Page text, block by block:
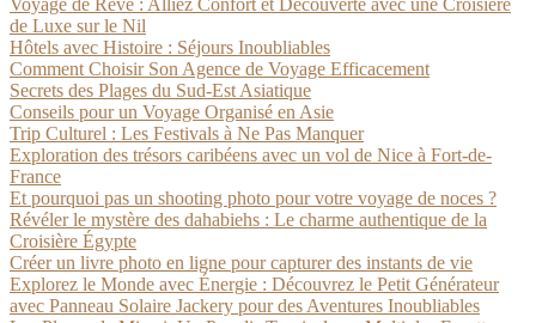
Voyage de Rêve : Alliez Confort et Découverte avec une Croisière
de Luxe sur le Nil
Hôtels avec Histoire : Séjours Inoubliables
Comment Choisir Son Agence de Voyage Efficacement
Secrets des Plages du Sud-Est Asiatique
Conseils pour un Voyage Organisé en Asie
Trip Culturel : Les Festivals à Ne Pas Manquer
Exploration des trésors caribéens avec un vol de Nice à Fort-de-
France
Et pourquoi pas un shooting photo pour votre voyage de noces ?
Révéler le mystère des dahabiehs : Le charme authentique de la
Croisière Égypte
Créer un livre photo en ligne pour capturer des instants de vie
Explorez le Monde avec Énergie : Découvrez le Petit Générateur
avec Panneau Solaire Jackery pour des Aventures Inoubliables